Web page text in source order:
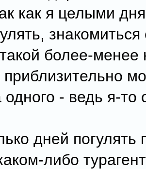
как я целыми
более-
приблизительно
одного - ведь я-то
дней погулять
либо